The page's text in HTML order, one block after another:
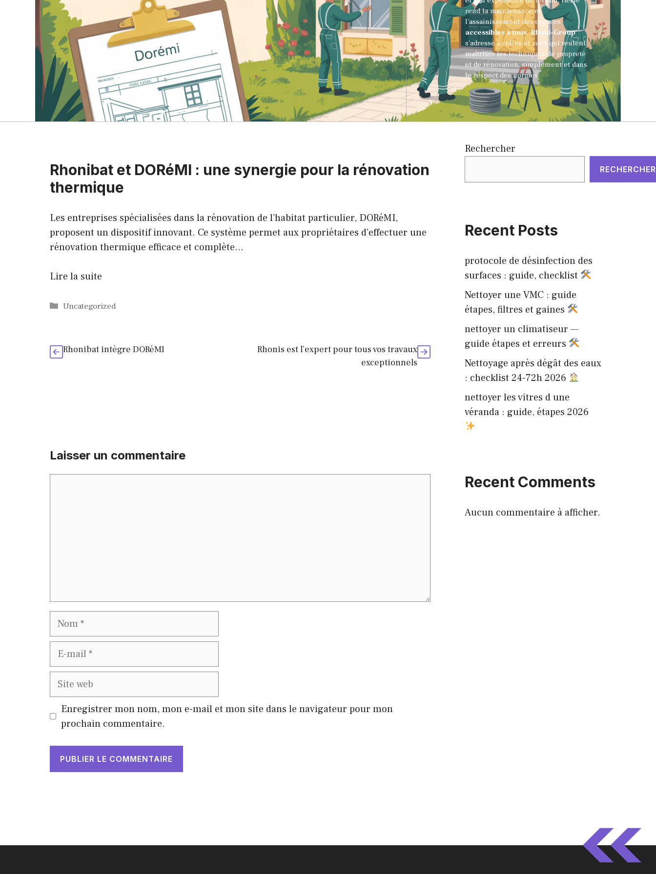
rend la maintenance et
l'assainissement des espaces
accessibles à tous.Rhoni-Group
s’adresse à celles et ceux qui veulent
maîtriser les techniques de propreté
et de rénovation, simplement et dans
le respect des normes.
Rhonibat et DORéMI : une synergie pour la rénovation
thermique
Les entreprises spécialisées dans la rénovation de l’habitat particulier, DORéMI,
proposent un dispositif innovant. Ce système permet aux propriétaires d’effectuer une
rénovation thermique efficace et complète…
Lire la suite
Catégories
Uncategorized
Rhonibat intègre DORéMI
Rhonis est l’expert pour tous vos travaux
exceptionnels
Laisser un commentaire
Nom
E-
Site
Enregistrer mon nom, mon e-mail et mon site dans le navigateur pour mon
prochain commentaire.
Rechercher
RECHERCHER
Recent Posts
protocole de désinfection des
surfaces : guide, checklist
Nettoyer une VMC : guide
étapes, filtres et gaines
nettoyer un climatiseur —
guide étapes et erreurs
Nettoyage après dégât des eaux
: checklist 24-72h 2026
nettoyer les vitres d une
véranda : guide, étapes 2026
Recent Comments
Aucun commentaire à afficher.